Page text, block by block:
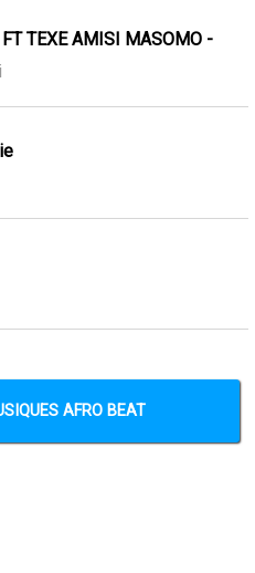
TEXE AMISI MASOMO -
AFRO BEAT